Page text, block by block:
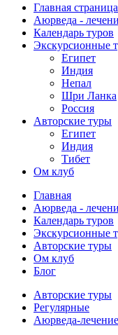
Главная страница
Аюрведа -
Календарь туров
Экскурсионные
Египет
Индия
Непал
Шри Ланка
Россия
Авторские туры
Египет
Индия
Тибет
Ом клуб
Главная
Аюрведа -
Календарь туров
Экскурсионные
Авторские туры
Ом клуб
Блог
Авторские туры
Регулярные
Аюрведа-лечение